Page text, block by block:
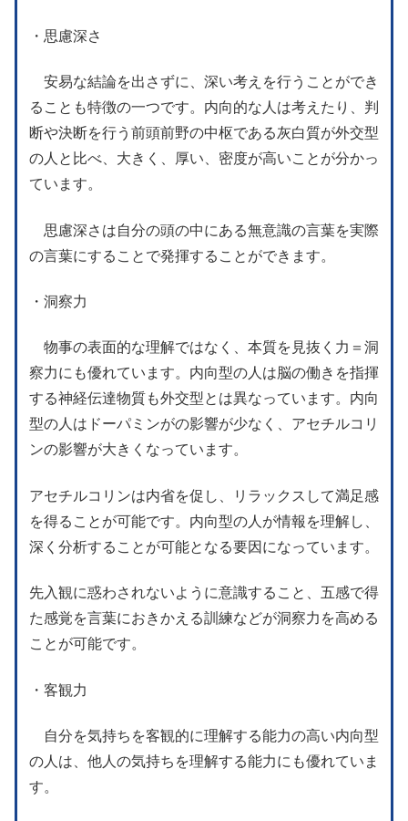
・思慮深さ
安易な結論を出さずに、深い考えを行うことができ
ることも特徴の一つです。内向的な人は考えたり、判
断や決断を行う前頭前野の中枢である灰白質が外交型
の人と比べ、大きく、厚い、密度が高いことが分かっ
ています。
思慮深さは自分の頭の中にある無意識の言葉を実際
の言葉にすることで発揮することができます。
・洞察力
物事の表面的な理解ではなく、本質を見抜く力＝洞
察力にも優れています。内向型の人は脳の働きを指揮
する神経伝達物質も外交型とは異なっています。内向
型の人はドーパミンがの影響が少なく、アセチルコリ
ンの影響が大きくなっています。
アセチルコリンは内省を促し、リラックスして満足感
を得ることが可能です。内向型の人が情報を理解し、
深く分析することが可能となる要因になっています。
先入観に惑わされないように意識すること、五感で得
た感覚を言葉におきかえる訓練などが洞察力を高める
ことが可能です。
・客観力
自分を気持ちを客観的に理解する能力の高い内向型
の人は、他人の気持ちを理解する能力にも優れていま
す。